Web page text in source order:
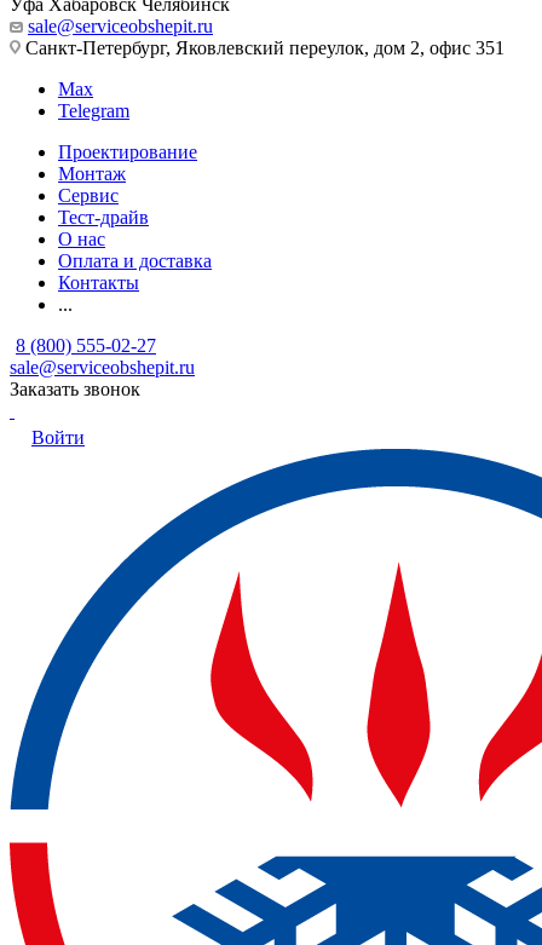
Уфа Хабаровск Челябинск
sale@serviceobshepit.ru
Санкт-Петербург, Яковлевский переулок, дом 2, офис 351
Max
Telegram
Проектирование
Монтаж
Сервис
Тест-драйв
О нас
Оплата и доставка
Контакты
...
8 (800) 555-02-27
sale@serviceobshepit.ru
Заказать звонок
Войти